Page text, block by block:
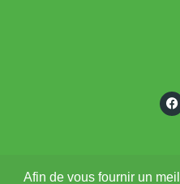
Afin de vous fournir un